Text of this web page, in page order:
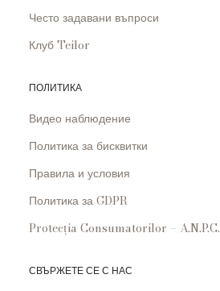
Често задавани въпроси
Клуб Teilor
ПОЛИТИКА
Видео наблюдение
Политика за бисквитки
Правила и условия
Политика за GDPR
Protecția Consumatorilor – A.N.P.C.
СВЪРЖЕТЕ СЕ С НАС